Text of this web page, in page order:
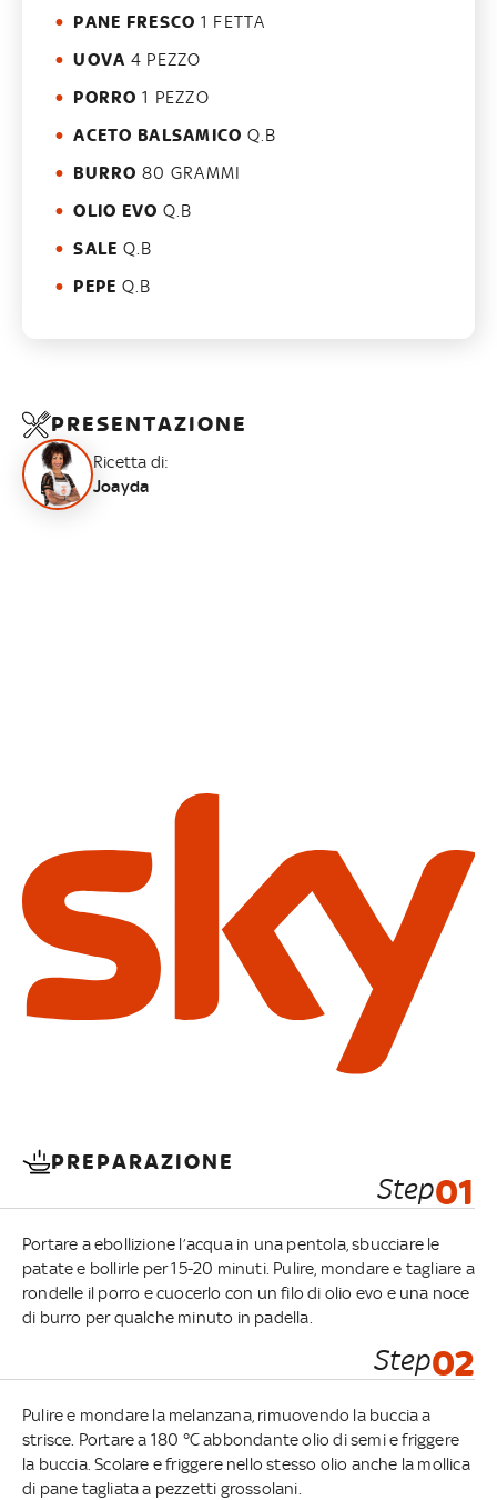
PANE FRESCO 1 FETTA
UOVA 4 PEZZO
PORRO 1 PEZZO
ACETO BALSAMICO Q.B
BURRO 80 GRAMMI
OLIO EVO Q.B
SALE Q.B
PEPE Q.B
PRESENTAZIONE
Ricetta di:
Joayda
PREPARAZIONE
Step01
Portare a ebollizione l’acqua in una pentola, sbucciare le
patate e bollirle per 15-20 minuti. Pulire, mondare e tagliare a
rondelle il porro e cuocerlo con un filo di olio evo e una noce
di burro per qualche minuto in padella.
Step02
Pulire e mondare la melanzana, rimuovendo la buccia a
strisce. Portare a 180 °C abbondante olio di semi e friggere
la buccia. Scolare e friggere nello stesso olio anche la mollica
di pane tagliata a pezzetti grossolani.